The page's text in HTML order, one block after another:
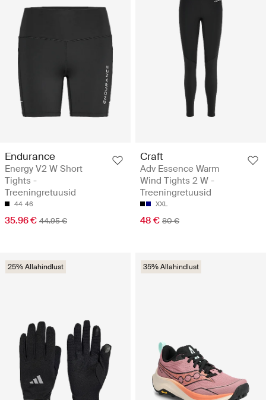
Endurance
Energy V2 W Short
Tights -
Treeningretuusid
44 46
35.96 € 44.95 €
Craft
Adv Essence Warm
Wind Tights 2 W -
Treeningretuusid
XXL
48 € 80 €
25% Allahindlust 35% Allahindlust